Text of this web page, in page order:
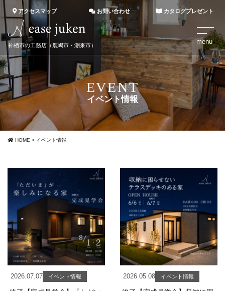
神栖市の工務店（鹿嶋市・潮来市）
アクセスマップ お問い合わせ カタログプレゼント
EVENT
イベント情報
HOME > イベント情報
2026.07.07 イベント情報 2026.05.08 イベント情報